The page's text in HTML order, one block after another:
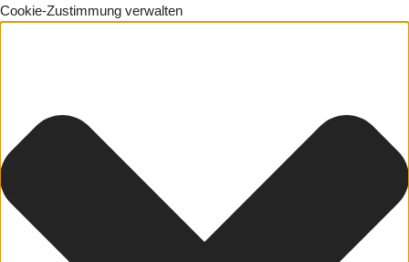
Cookie-Zustimmung verwalten